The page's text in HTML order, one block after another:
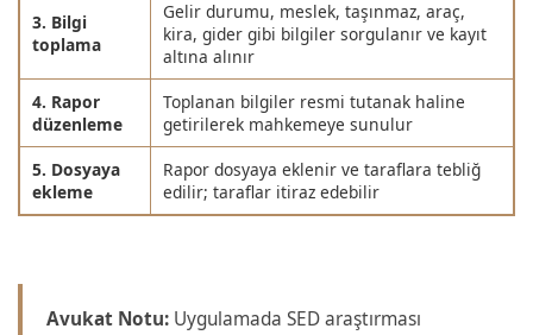
3. Bilgi
toplama
Gelir durumu, meslek, taşınmaz, araç,
kira, gider gibi bilgiler sorgulanır ve kayıt
altına alınır
4. Rapor
düzenleme
Toplanan bilgiler resmi tutanak haline
getirilerek mahkemeye sunulur
5. Dosyaya
ekleme
Rapor dosyaya eklenir ve taraflara tebliğ
edilir; taraflar itiraz edebilir
Avukat Notu: Uygulamada SED araştırması